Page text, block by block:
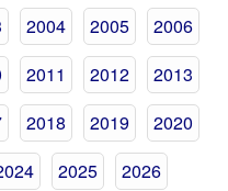
2004 2005
2006
2011 2012
2013
2018 2019
2020
2025 2026